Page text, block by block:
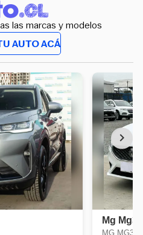
las marcas y modelos
AUTO ACÁ